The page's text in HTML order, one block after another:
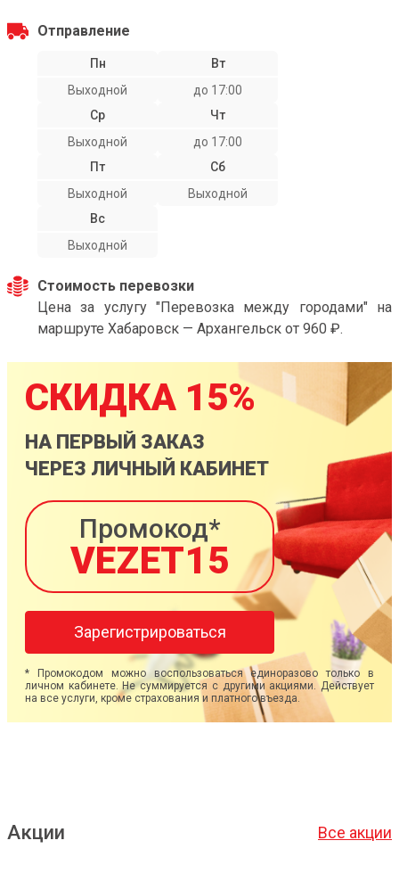
Отправление
Пн
Выходной
Вт
до 17:00
Ср
Выходной
Чт
до 17:00
Пт
Выходной
Сб
Выходной
Вс
Выходной
Стоимость перевозки
Цена за услугу "Перевозка между городами" на
маршруте Хабаровск — Архангельск от 960 ₽.
СКИДКА 15%
НА ПЕРВЫЙ ЗАКАЗ
ЧЕРЕЗ ЛИЧНЫЙ КАБИНЕТ
Промокод*
VEZET15
Зарегистрироваться
* Промокодом можно воспользоваться единоразово только в
личном кабинете. Не суммируется с другими акциями. Действует
на все услуги, кроме страхования и платного въезда.
Акции Все акции